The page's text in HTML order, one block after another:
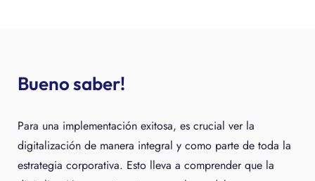
Bueno saber!
Para una implementación exitosa, es crucial ver la
digitalización de manera integral y como parte de toda la
estrategia corporativa. Esto lleva a comprender que la